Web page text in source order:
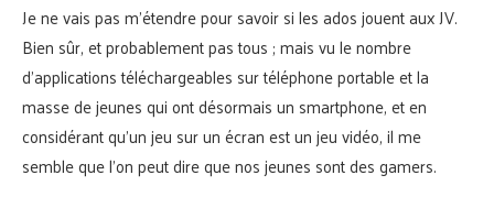
Je ne vais pas m’étendre pour savoir si les ados jouent aux JV.
Bien sûr, et probablement pas tous ; mais vu le nombre
d’applications téléchargeables sur téléphone portable et la
masse de jeunes qui ont désormais un smartphone, et en
considérant qu’un jeu sur un écran est un jeu vidéo, il me
semble que l’on peut dire que nos jeunes sont des gamers.